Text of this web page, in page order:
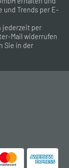
und Trends per E-
jederzeit per
Mail widerrufen
Sie in der